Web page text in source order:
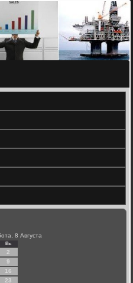
8 Августа
Вс
2
9
16
23